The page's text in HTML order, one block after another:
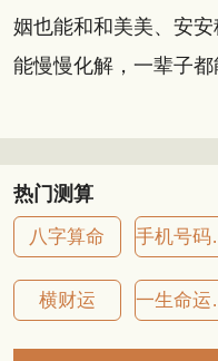
姻也能和和美美、安
能慢慢化解，一辈子都
热门测算
八字算命 手
横财运 一